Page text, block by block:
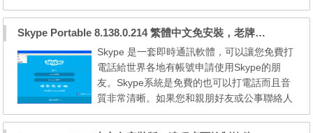
滑鼠左鍵拖拉、傳輸檔案。 主要功能： 將遠
端的FTP儲存空間掛載在我們的電腦中 支援滑
鼠點選、拖、拉的方式下載或上傳檔案，就像
使用檔案總管一樣簡單 可直接從FTP磁碟機中
執行檔案、檢視文件或圖片（不用先下載到電
腦中） 可在電腦開...
Skype Portable 8.138.0.214 繁體中文免安裝，老牌免費網路電話軟體
Skype 是一套即時通訊軟體，可以讓您免費打
電話給世界各地有帳號申請使用Skype的朋
友。Skype系統是免費的也可以打電話而且音
質非常清晰。如果您和親朋好友或公事聯絡人
使用網路攝影機，還可以撥打免費的視訊電
話，這個版本由PortableApps.com修改，無